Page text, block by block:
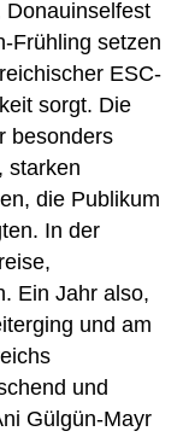
Donauinselfest
Frühling setzen
ESC-
sorgt. Die
besonders
starken
die Publikum
In der
Ein Jahr also,
und am
und
Gülgün-Mayr